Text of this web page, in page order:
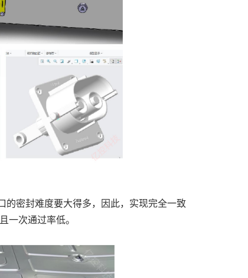
的密封难度要大得多，因此，实现完全一致
一次通过率低。